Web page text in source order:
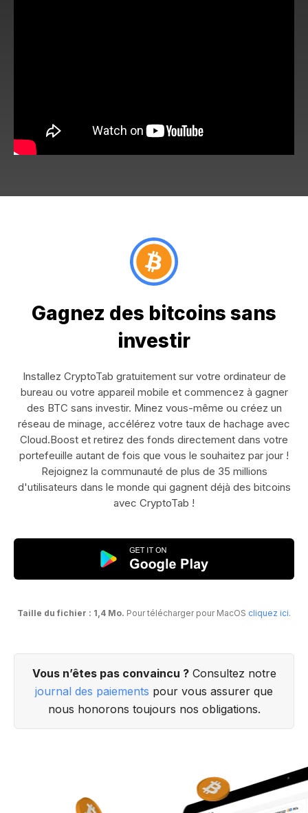
Gagnez des bitcoins sans
investir
Installez CryptoTab gratuitement sur votre ordinateur de
bureau ou votre appareil mobile et commencez à gagner
des BTC sans investir. Minez vous-même ou créez un
réseau de minage, accélérez votre taux de hachage avec
Cloud.Boost et retirez des fonds directement dans votre
portefeuille autant de fois que vous le souhaitez par jour !
Rejoignez la communauté de plus de 35 millions
d'utilisateurs dans le monde qui gagnent déjà des bitcoins
avec CryptoTab !
Taille du fichier : 1,4 Mo. Pour télécharger pour MacOS cliquez ici.
Vous n’êtes pas convaincu ?Consultez notre
journal des paiements pour vous assurer que
nous honorons toujours nos obligations.